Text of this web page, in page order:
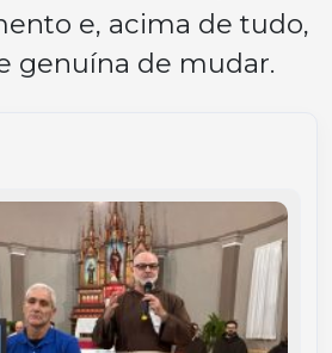
e, acima de tudo,
genuína de mudar.